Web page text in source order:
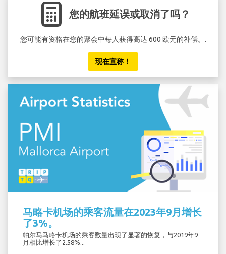
您的航班延误或取消了吗？
您可能有资格在您的聚会中每人获得高达 600 欧元的补偿。.
现在宣称！
马略卡机场的乘客流量在2023年9月增长
了3%。
帕尔马马略卡机场的乘客数量出现了显著的恢复，与2019年9
月相比增长了2.58%...